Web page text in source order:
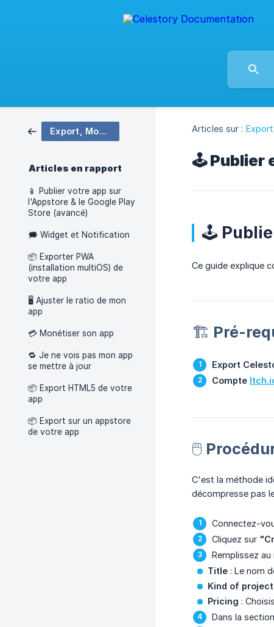
Export, Monétisation
Articles en rapport
📱 Publier votre app sur
l'Appstore & le Google Play
Store (avancé)
🗯 Widget et Notification
📦 Exporter PWA
(installation multiOS) de
votre app
🖥 Ajuster le ratio de mon
app
💳 Monétiser son app
🔁 Je ne vois pas mon app
se mettre à jour
📦 Export HTML5 de votre
app
📦 Export sur un appstore
de votre app
Articles sur :
🕹️ Publier
🕹️
Ce guide explique
🏗️ Pré-
Export
Compte
🖱️
C'est la méthode
décompresse pas
Connectez-
Cliquez sur
Remplissez
Title : Le nom
Kind of project
Pricing :
Dans la section